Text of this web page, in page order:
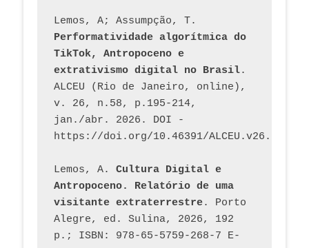
Performatividade algorítmica do
TikTok, Antropoceno e
extrativismo digital no Brasil.
ALCEU (Rio de Janeiro, online),
v. 26, n.58, p.195-214,
jan./abr. 2026. DOI -
https://doi.org/10.46391/
Lemos, A. Cultura Digital e
Antropoceno. Relatório de uma
visitante extraterrestre. Porto
Alegre, ed. Sulina, 2026, 192
p.; ISBN: 978-65-5759-268-7 E-